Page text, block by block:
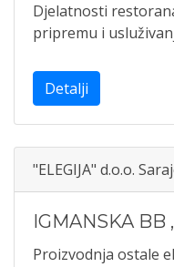
Djelatnosti
pripremu i
Detalji
"ELEGIJA" d.o.o.
IGMANSKA BB ,
Proizvodnja ostale